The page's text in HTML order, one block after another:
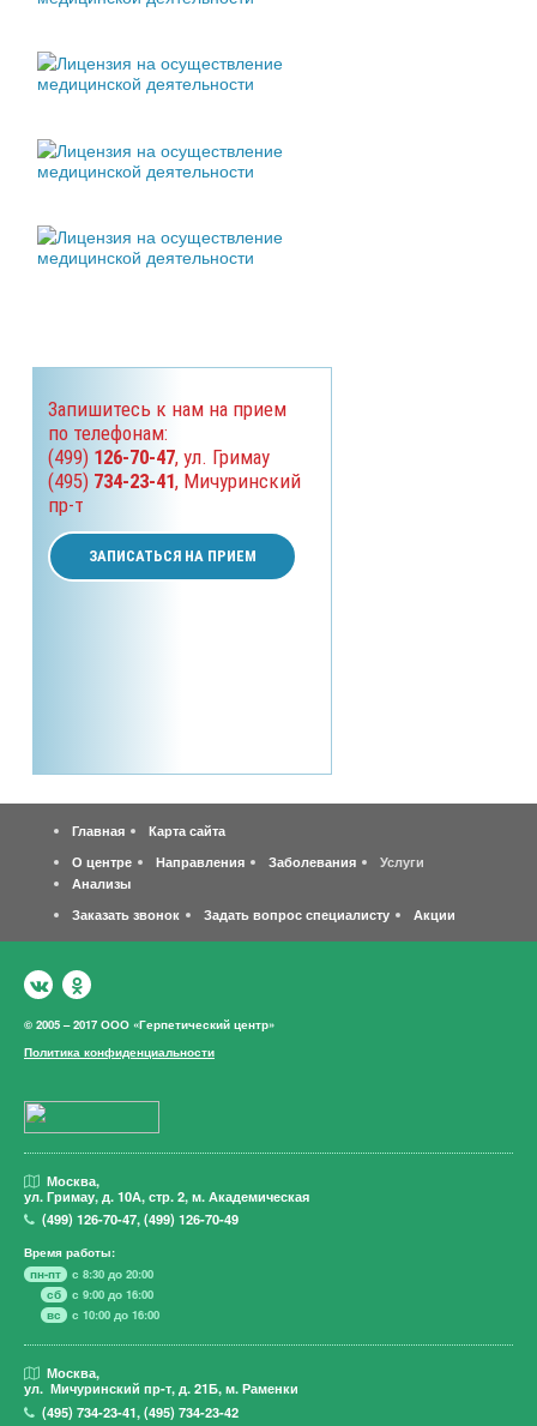
Запишитесь к нам на прием
по телефонам:
(499) 126-70-47, ул. Гримау
(495) 734-23-41, Мичуринский
пр-т
ЗАПИСАТЬСЯ НА ПРИЕМ
Главная
Карта сайта
О центре
Направления Заболевания
Услуги
Анализы
Заказать звонок
Задать вопрос специалисту Акции
© 2005 – 2017 ООО «Герпетический центр»
Политика конфиденциальности
Москва,
ул. Гримау, д. 10А, стр. 2, м. Академическая
(499)126-70-47,(499)126-70-49
Время работы:
пн-пт
с 8:30 до 20:00
сб
с 9:00 до 16:00
вс
с 10:00 до 16:00
Москва,
ул. Мичуринский пр-т, д. 21Б, м. Раменки
(495)734-23-41,(495)734-23-42